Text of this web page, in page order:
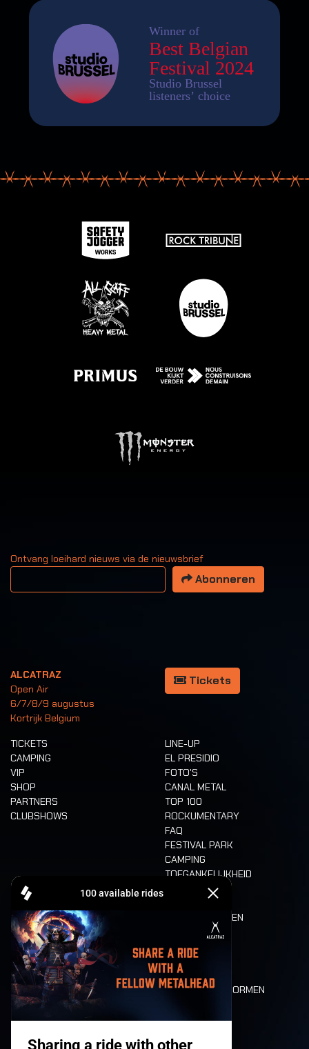
Ontvang loeihard nieuws via de nieuwsbrief
Uw email adres
Abonneren
ALCATRAZ
Open Air
6/7/8/9 augustus
Kortrijk Belgium
Tickets
TICKETS
CAMPING
VIP
SHOP
PARTNERS
CLUBSHOWS
LINE-UP
EL PRESIDIO
FOTO'S
CANAL METAL
TOP 100
ROCKUMENTARY
FAQ
FESTIVAL PARK
CAMPING
TOEGANKELIJKHEID
CASHLESS
ETEN EN DRINKEN
MOBILITEIT
LONE WOLVES
PLATTEGROND
DEATH RIDE
WAARDEN EN NORMEN
HISTORIEK